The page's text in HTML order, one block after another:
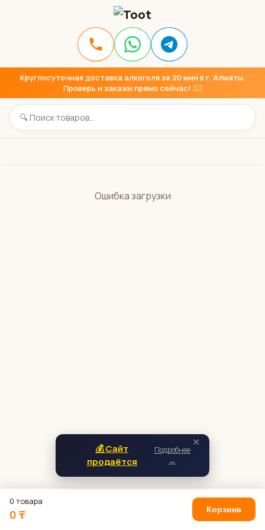
Круглосуточная доставка алкоголя за 20 мин в г. Алматы.
Проверь и закажи прямо сейчас! 👇🏼
Ошибка загрузки
✕
💰 Сайт
продаётся
Подробнее
→
0 товара
0 ₸ Корзина